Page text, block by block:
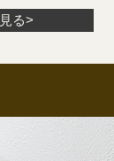
る>